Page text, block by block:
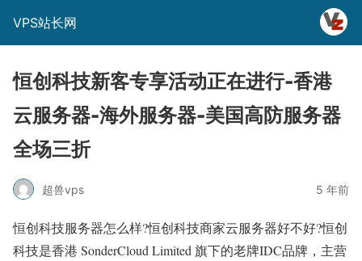
VPS站长网
恒创科技新客专享活动正在进行-香港
云服务器-海外服务器-美国高防服务器
全场三折
超兽vps 5 年前
恒创科技服务器怎么样?恒创科技商家云服务器好不好?恒创
科技是香港 SonderCloud Limited 旗下的老牌IDC品牌，主营